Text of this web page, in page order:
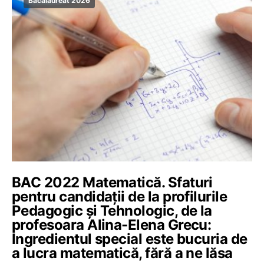
BAC 2022 Matematică. Sfaturi
pentru candidații de la profilurile
Pedagogic și Tehnologic, de la
profesoara Alina-Elena Grecu:
Ingredientul special este bucuria de
a lucra matematică, fără a ne lăsa